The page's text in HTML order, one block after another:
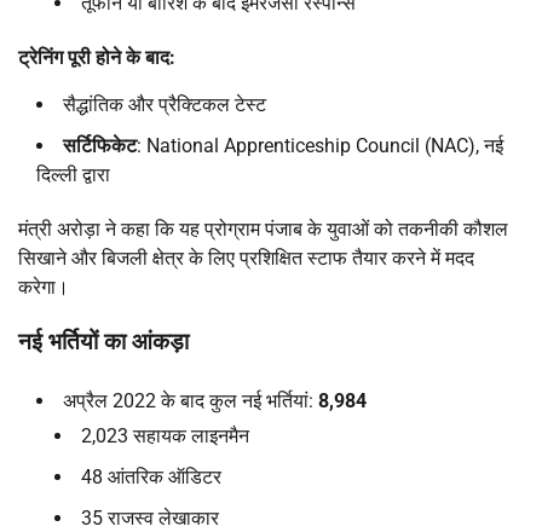
ट्रेनिंग पूरी होने के बाद:
सैद्धांतिक और प्रैक्टिकल टेस्ट
सर्टिफिकेट: National Apprenticeship Council (NAC), नई
दिल्ली द्वारा
मंत्री अरोड़ा ने कहा कि यह प्रोग्राम पंजाब के युवाओं को तकनीकी कौशल
सिखाने और बिजली क्षेत्र के लिए प्रशिक्षित स्टाफ तैयार करने में मदद
करेगा।
नई भर्तियों का आंकड़ा
अप्रैल 2022 के बाद कुल नई भर्तियां: 8,984
2,023 सहायक लाइनमैन
48 आंतरिक ऑडिटर
35 राजस्व लेखाकार